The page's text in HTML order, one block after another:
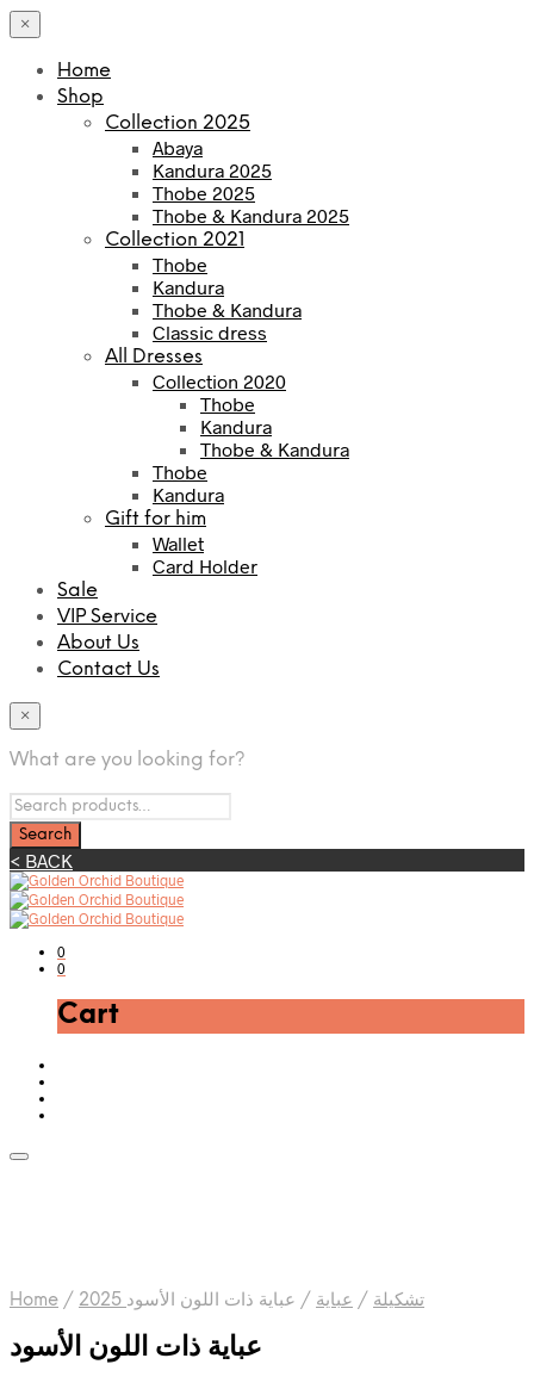
×
Home
Shop
Collection 2025
Abaya
Kandura 2025
Thobe 2025
Thobe & Kandura 2025
Collection 2021
Thobe
Kandura
Thobe & Kandura
Classic dress
All Dresses
Collection 2020
Thobe
Kandura
Thobe & Kandura
Thobe
Kandura
Gift for him
Wallet
Card Holder
Sale
VIP Service
About Us
Contact Us
×
What are you looking for?
< BACK
0
0
Cart
Home / 2025 تشكيلة / عباية / عباية ذات اللون الأسود
عباية ذات اللون الأسود